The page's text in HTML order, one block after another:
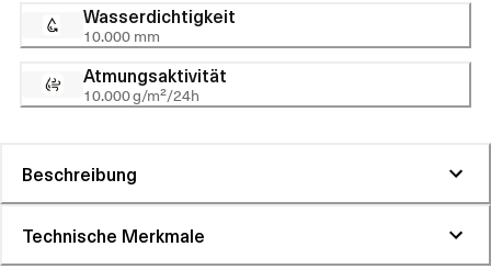
Wasserdichtigkeit
10.000 mm
Atmungsaktivität
10.000 g/m²/24h
Beschreibung
Technische Merkmale